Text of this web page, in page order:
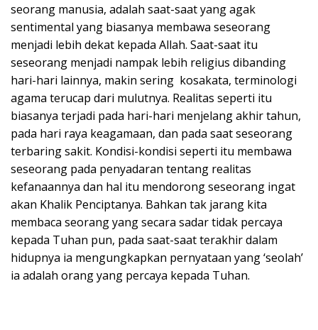
seorang manusia, adalah saat-saat yang agak
sentimental yang biasanya membawa seseorang
menjadi lebih dekat kepada Allah. Saat-saat itu
seseorang menjadi nampak lebih religius dibanding
hari-hari lainnya, makin sering kosakata, terminologi
agama terucap dari mulutnya. Realitas seperti itu
biasanya terjadi pada hari-hari menjelang akhir tahun,
pada hari raya keagamaan, dan pada saat seseorang
terbaring sakit. Kondisi-kondisi seperti itu membawa
seseorang pada penyadaran tentang realitas
kefanaannya dan hal itu mendorong seseorang ingat
akan Khalik Penciptanya. Bahkan tak jarang kita
membaca seorang yang secara sadar tidak percaya
kepada Tuhan pun, pada saat-saat terakhir dalam
hidupnya ia mengungkapkan pernyataan yang ‘seolah’
ia adalah orang yang percaya kepada Tuhan.